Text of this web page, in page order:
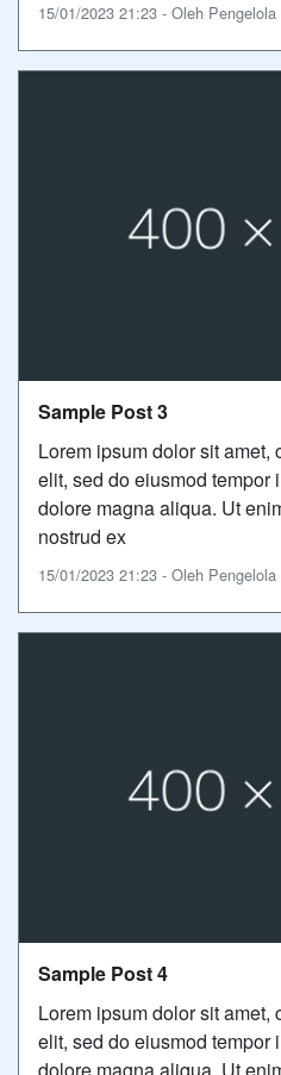
15/01/2023 21:23 - Oleh
Sample Post 3
Lorem ipsum dolor sit
elit, sed do eiusmod tempor
dolore magna aliqua. Ut
nostrud ex
15/01/2023 21:23 - Oleh
Sample Post 4
Lorem ipsum dolor sit
elit, sed do eiusmod tempor